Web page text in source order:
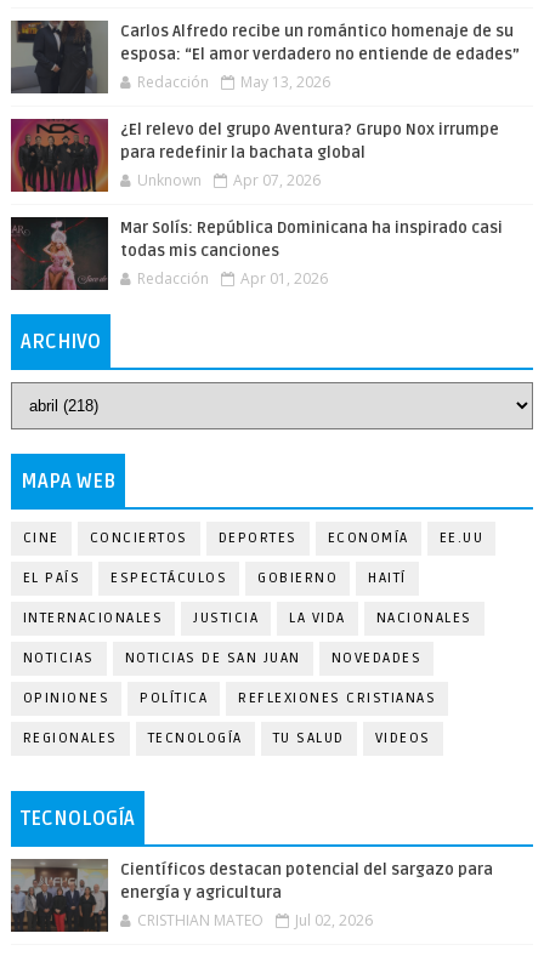
Carlos Alfredo recibe un romántico homenaje de su
esposa: “El amor verdadero no entiende de edades”
Redacción May 13, 2026
¿El relevo del grupo Aventura? Grupo Nox irrumpe
para redefinir la bachata global
Unknown Apr 07, 2026
Mar Solís: República Dominicana ha inspirado casi
todas mis canciones
Redacción Apr 01, 2026
ARCHIVO
MAPA WEB
CINE CONCIERTOS DEPORTES ECONOMÍA EE.UU
EL PAÍS ESPECTÁCULOS GOBIERNO HAITÍ
INTERNACIONALES JUSTICIA LA VIDA NACIONALES
NOTICIAS NOTICIAS DE SAN JUAN NOVEDADES
OPINIONES POLÍTICA REFLEXIONES CRISTIANAS
REGIONALES TECNOLOGÍA TU SALUD VIDEOS
TECNOLOGÍA
Científicos destacan potencial del sargazo para
energía y agricultura
CRISTHIAN MATEO Jul 02, 2026